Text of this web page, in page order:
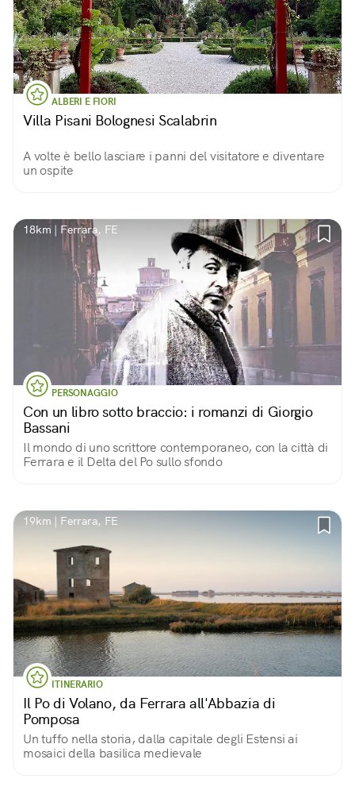
ALBERI E FIORI
Villa Pisani Bolognesi Scalabrin
A volte è bello lasciare i panni del visitatore e diventare
un ospite
18km | Ferrara, FE
PERSONAGGIO
Con un libro sotto braccio: i romanzi di Giorgio
Bassani
Il mondo di uno scrittore contemporaneo, con la città di
Ferrara e il Delta del Po sullo sfondo
19km | Ferrara, FE
ITINERARIO
Il Po di Volano, da Ferrara all'Abbazia di
Pomposa
Un tuffo nella storia, dalla capitale degli Estensi ai
mosaici della basilica medievale